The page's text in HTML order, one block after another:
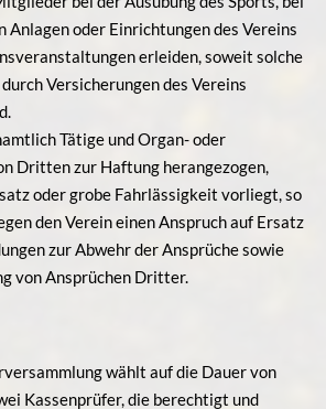
Anlagen oder Einrichtungen des Vereins
erleiden, soweit solche
Versicherungen des Vereins
Tätige und Organ- oder
Dritten zur Haftung herangezogen,
oder grobe Fahrlässigkeit vorliegt, so
den Verein einen Anspruch auf Ersatz
zur Abwehr der Ansprüche sowie
von Ansprüchen Dritter.
wählt auf die Dauer von
Kassenprüfer, die berechtigt und